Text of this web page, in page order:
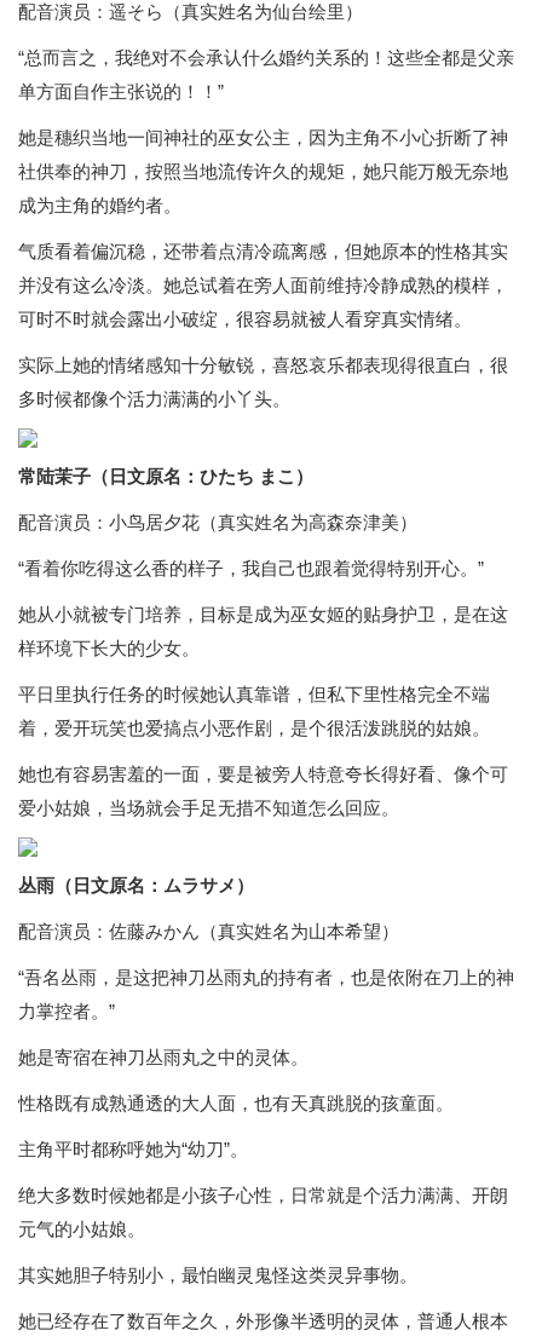
配音演员：遥そら（真实姓名为仙台绘里）
“总而言之，我绝对不会承认什么婚约关系的！这些全都是父亲
单方面自作主张说的！！”
她是穗织当地一间神社的巫女公主，因为主角不小心折断了神
社供奉的神刀，按照当地流传许久的规矩，她只能万般无奈地
成为主角的婚约者。
气质看着偏沉稳，还带着点清冷疏离感，但她原本的性格其实
并没有这么冷淡。她总试着在旁人面前维持冷静成熟的模样，
可时不时就会露出小破绽，很容易就被人看穿真实情绪。
实际上她的情绪感知十分敏锐，喜怒哀乐都表现得很直白，很
多时候都像个活力满满的小丫头。
常陆茉子（日文原名：ひたち まこ）
配音演员：小鸟居夕花（真实姓名为高森奈津美）
“看着你吃得这么香的样子，我自己也跟着觉得特别开心。”
她从小就被专门培养，目标是成为巫女姬的贴身护卫，是在这
样环境下长大的少女。
平日里执行任务的时候她认真靠谱，但私下里性格完全不端
着，爱开玩笑也爱搞点小恶作剧，是个很活泼跳脱的姑娘。
她也有容易害羞的一面，要是被旁人特意夸长得好看、像个可
爱小姑娘，当场就会手足无措不知道怎么回应。
丛雨（日文原名：ムラサメ）
配音演员：佐藤みかん（真实姓名为山本希望）
“吾名丛雨，是这把神刀丛雨丸的持有者，也是依附在刀上的神
力掌控者。”
她是寄宿在神刀丛雨丸之中的灵体。
性格既有成熟通透的大人面，也有天真跳脱的孩童面。
主角平时都称呼她为“幼刀”。
绝大多数时候她都是小孩子心性，日常就是个活力满满、开朗
元气的小姑娘。
其实她胆子特别小，最怕幽灵鬼怪这类灵异事物。
她已经存在了数百年之久，外形像半透明的灵体，普通人根本